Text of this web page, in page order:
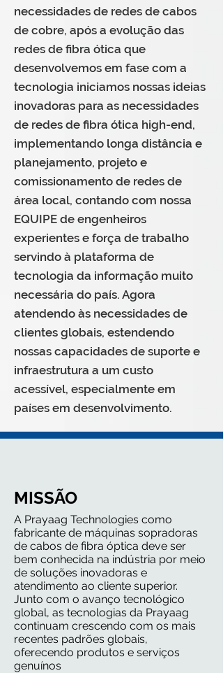
necessidades de redes de cabos
de cobre, após a evolução das
redes de fibra ótica que
desenvolvemos em fase com a
tecnologia iniciamos nossas ideias
inovadoras para as necessidades
de redes de fibra ótica high-end,
implementando longa distância e
planejamento, projeto e
comissionamento de redes de
área local, contando com nossa
EQUIPE de engenheiros
experientes e força de trabalho
servindo à plataforma de
tecnologia da informação muito
necessária do país. Agora
atendendo às necessidades de
clientes globais, estendendo
nossas capacidades de suporte e
infraestrutura a um custo
acessível, especialmente em
países em desenvolvimento.
MISSÃO
A Prayaag Technologies como
fabricante de máquinas sopradoras
de cabos de fibra óptica deve ser
bem conhecida na indústria por meio
de soluções inovadoras e
atendimento ao cliente superior.
Junto com o avanço tecnológico
global, as tecnologias da Prayaag
continuam crescendo com os mais
recentes padrões globais,
oferecendo produtos e serviços
genuínos